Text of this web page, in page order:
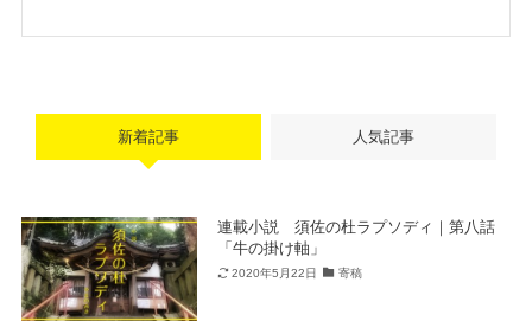
新着記事 人気記事
連載小説 須佐の杜ラプソディ｜第八話
「牛の掛け軸」
2020年5月22日 寄稿